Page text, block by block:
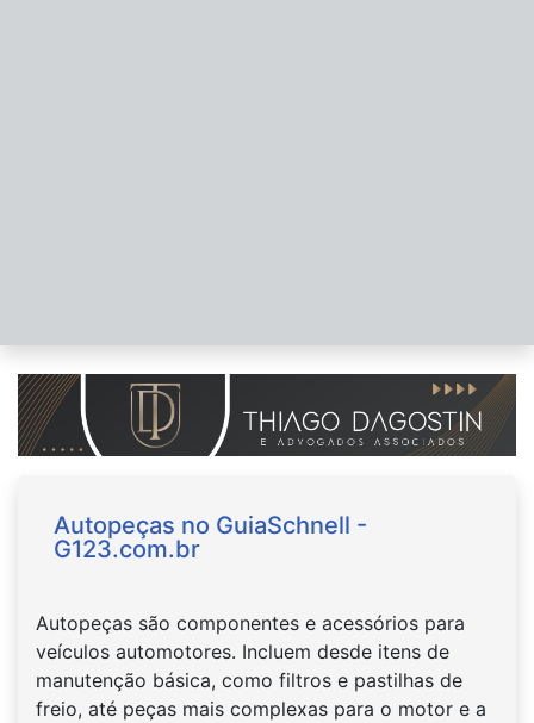
Autopeças no GuiaSchnell -
G123.com.br
Autopeças são componentes e acessórios para
veículos automotores. Incluem desde itens de
manutenção básica, como filtros e pastilhas de
freio, até peças mais complexas para o motor e a